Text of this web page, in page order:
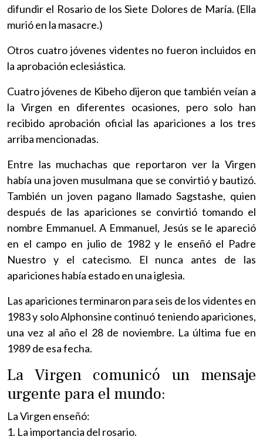
difundir el Rosario de los Siete Dolores de María. (Ella
murió en la masacre.)
Otros cuatro jóvenes videntes no fueron incluidos en
la aprobación eclesiástica.
Cuatro jóvenes de Kibeho dijeron que también veían a
la Virgen en diferentes ocasiones, pero solo han
recibido aprobación oficial las apariciones a los tres
arriba mencionadas.
Entre las muchachas que reportaron ver la Virgen
había una joven musulmana que se convirtió y bautizó.
También un joven pagano llamado Sagstashe, quien
después de las apariciones se convirtió tomando el
nombre Emmanuel. A Emmanuel, Jesús se le apareció
en el campo en julio de 1982 y le enseñó el Padre
Nuestro y el catecismo. El nunca antes de las
apariciones había estado en una iglesia.
Las apariciones terminaron para seis de los videntes en
1983 y solo Alphonsine continuó teniendo apariciones,
una vez al año el 28 de noviembre. La última fue en
1989 de esa fecha.
La Virgen comunicó un mensaje
urgente para el mundo:
La Virgen enseñó:
1. La importancia del rosario.